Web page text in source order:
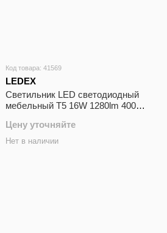
Код товара: 41569
LEDEX
Cветильник LED светодиодный
мебельный Т5 16W 1280lm 4000K
Цену уточняйте
Нет в наличии